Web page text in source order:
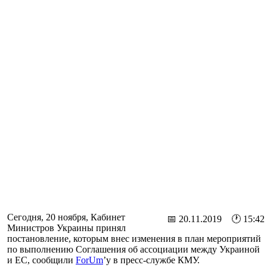
📅 20.11.2019 🕐 15:42
Сегодня, 20 ноября, Кабинет
Министров Украины принял
постановление, которым внес изменения в план мероприятий
по выполнению Соглашения об ассоциации между Украиной
и ЕС, сообщили ForUm’у в пресс-службе КМУ.